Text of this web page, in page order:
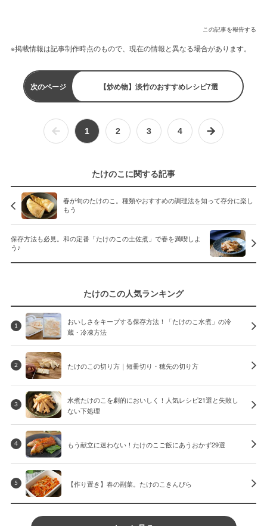
この記事を報告する
※掲載情報は記事制作時点のもので、現在の情報と異なる場合があります。
次のページ 【炒め物】淡竹のおすすめレシピ7選
1 2 3 4
たけのこに関する記事
春が旬のたけのこ。種類やおすすめの調理法を知って存分に楽し
もう
保存方法も必見。和の定番「たけのこの土佐煮」で春を満喫しよ
う♪
たけのこの人気ランキング
1
おいしさをキープする保存方法！「たけのこ水煮」の冷
蔵・冷凍方法
2 たけのこの切り方｜短冊切り・穂先の切り方
3
水煮たけのこを劇的においしく！人気レシピ21選と失敗し
ない下処理
4 もう献立に迷わない！たけのこご飯にあうおかず29選
5 【作り置き】春の副菜。たけのこきんぴら